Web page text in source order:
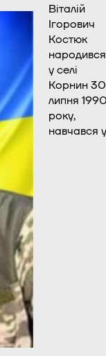
Віталій
Ігорович
Костюк
народився
у селі
Корнин 30
липня
року,
навчався у